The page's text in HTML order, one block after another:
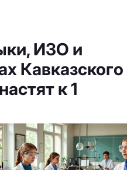
ИЗО и
Кавказского
к 1